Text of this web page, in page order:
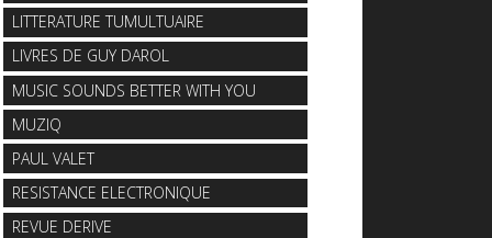
LITTERATURE TUMULTUAIRE
LIVRES DE GUY DAROL
MUSIC SOUNDS BETTER WITH YOU
MUZIQ
PAUL VALET
RESISTANCE ELECTRONIQUE
REVUE DERIVE